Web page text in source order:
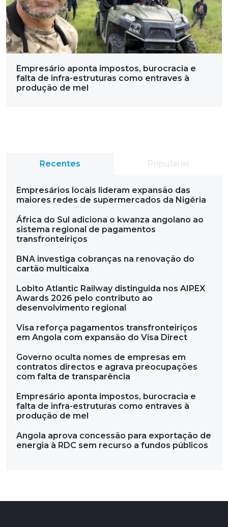
Empresário aponta impostos, burocracia e
falta de infra-estruturas como entraves à
produção de mel
Recentes Populares
Empresários locais lideram expansão das
maiores redes de supermercados da Nigéria
África do Sul adiciona o kwanza angolano ao
sistema regional de pagamentos
transfronteiriços
BNA investiga cobranças na renovação do
cartão multicaixa
Lobito Atlantic Railway distinguida nos AIPEX
Awards 2026 pelo contributo ao
desenvolvimento regional
Visa reforça pagamentos transfronteiriços
em Angola com expansão do Visa Direct
Governo oculta nomes de empresas em
contratos directos e agrava preocupações
com falta de transparência
Empresário aponta impostos, burocracia e
falta de infra-estruturas como entraves à
produção de mel
Angola aprova concessão para exportação de
energia à RDC sem recurso a fundos públicos